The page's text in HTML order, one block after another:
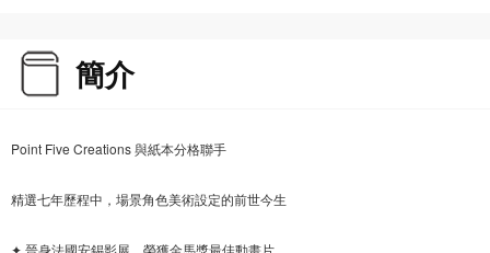
簡介
Point Five Creations 與紙本分格聯手
精選七年歷程中，場景角色美術設定的前世今生